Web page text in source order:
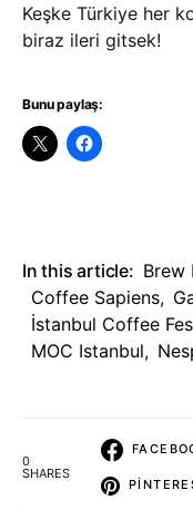
Keşke Türkiye her
biraz ileri gitsek!
Bunu paylaş:
In this article: Brew
Coffee Sapiens,
İstanbul Coffee
MOC Istanbul,
0
SHARES